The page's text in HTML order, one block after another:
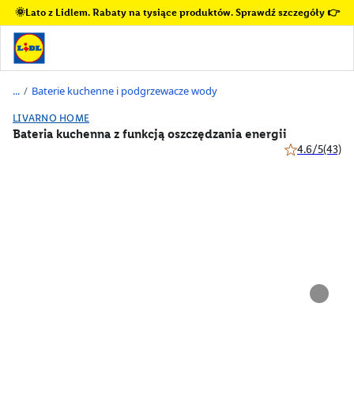
🌞Lato z Lidlem. Rabaty na tysiące produktów. Sprawdź szczegóły 👉
/ Baterie kuchenne i podgrzewacze wody
LIVARNO HOME
Bateria kuchenna z funkcją oszczędzania energii
4.6/5(43)